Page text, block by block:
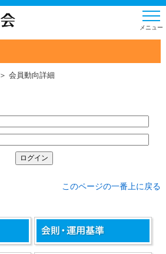
＞ 会員動向詳細
このページの一番上に戻る